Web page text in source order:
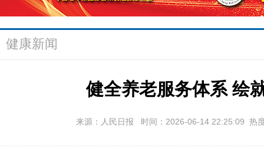
健康新闻
健全养老服务体系 绘
来源：人民日报 时间：2026-06-14 22:25:09 热